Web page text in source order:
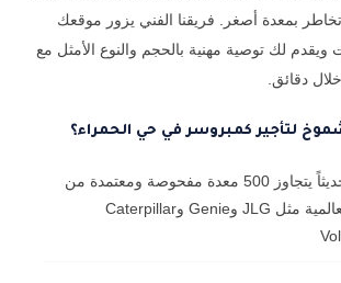
بمعدة أصغر. فريقنا الفني يزور موقعك
ويقدم لك توصية مهنية بالحجم والنوع الأمثل مع
دقائق.
لتأجير كمبروسر في حي الحمراء؟
نمتلك أسطولاً حديثاً يتجاوز 500 معدة مفحوصة ومعتمدة من
أبرز العلامات العالمية مثل JLG وGenie وCaterpillar